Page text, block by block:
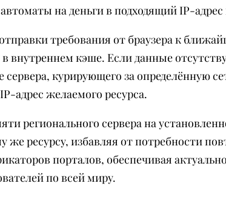
на деньги в подходящий IP-
требования от браузера к
кэше. Если данные
курирующего за определённую
адрес желаемого ресурса.
регионального сервера на
же ресурсу, избавляя от потребности
порталов, обеспечивая
по всей миру.